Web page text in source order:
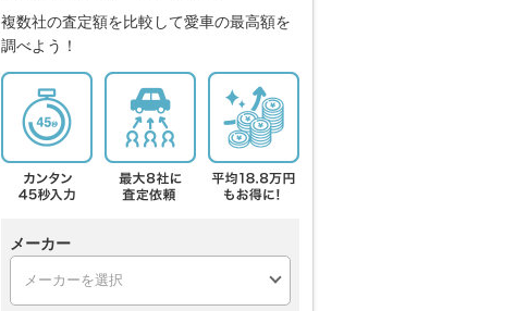
複数社の査定額を比較して愛車の最高額を
調べよう！
メーカー